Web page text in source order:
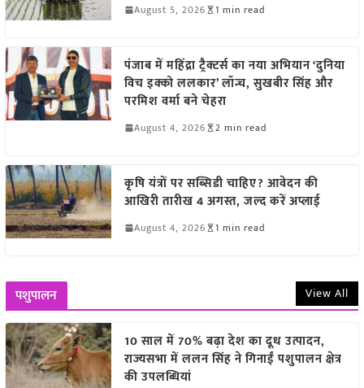
August 5, 2026 1 min read
पंजाब में महिंद्रा ट्रैक्टर्स का नया अभियान ‘दुनिया
विच इक्को ललकार’ लॉन्च, सुखबीर सिंह और
परमिश वर्मा बने चेहरा
August 4, 2026 2 min read
कृषि यंत्रों पर सब्सिडी चाहिए? आवेदन की
आखिरी तारीख 4 अगस्त, जल्द करें अप्लाई
August 4, 2026 1 min read
पशुपालन View All
10 साल में 70% बढ़ा देश का दूध उत्पादन,
राज्यसभा में ललन सिंह ने गिनाईं पशुपालन क्षेत्र
की उपलब्धियां